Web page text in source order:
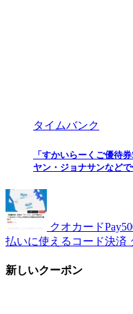
タイムバンク
「すかいらーくご優待
ヤン・ジョナサンなど
クオカード
払いに使えるコード決済
新しいクーポン